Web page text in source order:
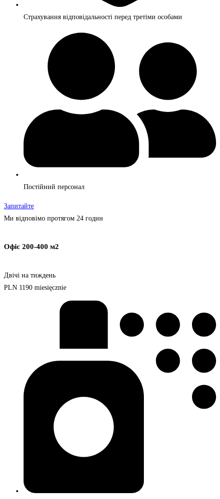
Страхування відповідальності перед третіми особами
Постійний персонал
Запитайте
Ми відповімо протягом 24 годин
Офіс 200-400 м2
Двічі на тиждень
PLN 1190 miesięcznie